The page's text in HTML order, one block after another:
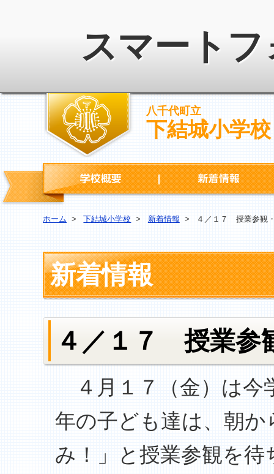
スマート
八千代町立
下結城小学校
学校概要
ホーム > 下結城小学校 > 新着情報 > ４／１７ 授業参観
新着情報
４／１７ 授業参
４月１７（金）は今
年の子ども達は、朝
み！」と授業参観を